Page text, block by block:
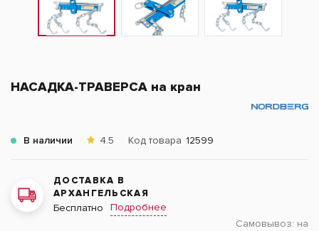
НАСАДКА-ТРАВЕРСА на кран
В наличии 4.5 Код товара 12599
ДОСТАВКА В
АРХАНГЕЛЬСКАЯ
Бесплатно
Подробнее
Самовывоз: на